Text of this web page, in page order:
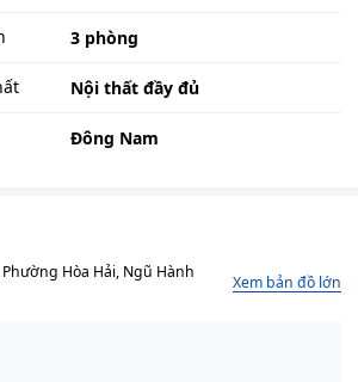
3 phòng
Nội thất đầy đủ
Đông Nam
Hòa Hải, Ngũ Hành
Xem bản đồ lớn